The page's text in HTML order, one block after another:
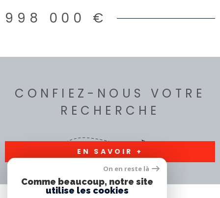
998 000 €
CONFIEZ-NOUS VOTRE
RECHERCHE
EN SAVOIR +
On en reste là
Comme beaucoup, notre site
utilise les cookies